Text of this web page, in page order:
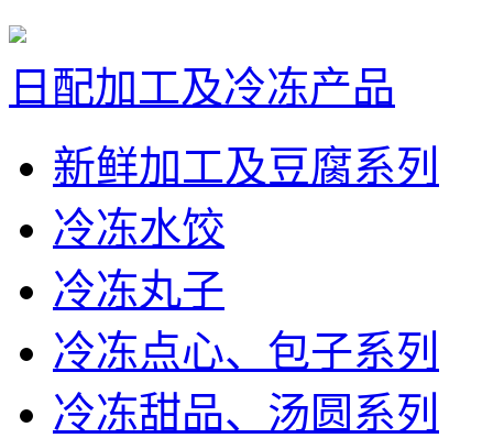
日配加工及冷冻产品
新鲜加工及豆腐系列
冷冻水饺
冷冻丸子
冷冻点心、包子系列
冷冻甜品、汤圆系列